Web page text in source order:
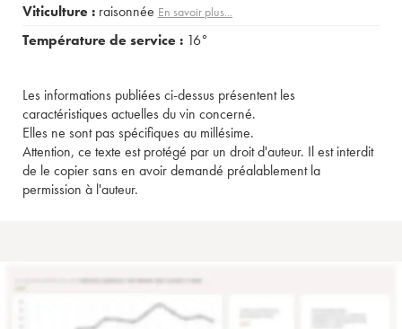
Viticulture : raisonnée En savoir plus...
Température de service : 16°
Les informations publiées ci-dessus présentent les
caractéristiques actuelles du vin concerné.
Elles ne sont pas spécifiques au millésime.
Attention, ce texte est protégé par un droit d'auteur. Il est interdit
de le copier sans en avoir demandé préalablement la
permission à l'auteur.